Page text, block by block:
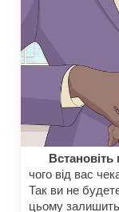
Встановіть
чого від вас
Так ви не
цьому